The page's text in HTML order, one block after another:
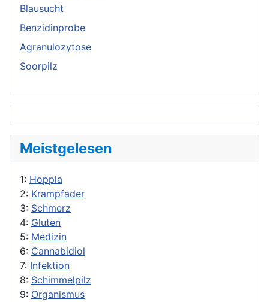
Blausucht
Benzidinprobe
Agranulozytose
Soorpilz
Meistgelesen
1: Hoppla
2: Krampfader
3: Schmerz
4: Gluten
5: Medizin
6: Cannabidiol
7: Infektion
8: Schimmelpilz
9: Organismus